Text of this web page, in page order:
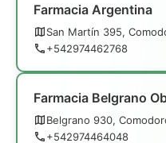
Farmacia Argentina
San Martín 395,
+542974462768
Farmacia Belgrano
Belgrano 930,
+542974464048